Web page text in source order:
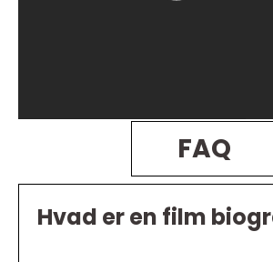
FAQ
Hvad er en film